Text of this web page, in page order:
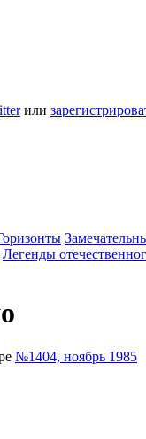
или
Легенды
№1404, ноябрь 1985